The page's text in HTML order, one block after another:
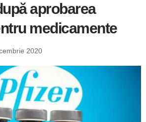
aprobarea
medicamente
2020